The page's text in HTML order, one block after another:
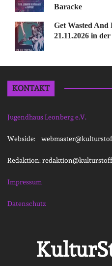
Baracke
Get Wasted And
21.11.2026 in
KONTAKT
Jugendhaus Leonberg e.V.
Webside:
Redaktion:
Impressum
Datenschutz